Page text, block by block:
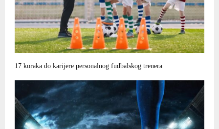
17 koraka do karijere personalnog fudbalskog trenera